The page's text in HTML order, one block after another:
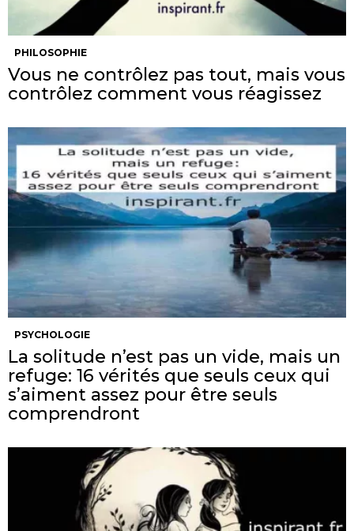
PHILOSOPHIE
Vous ne contrôlez pas tout, mais vous
contrôlez comment vous réagissez
PSYCHOLOGIE
La solitude n’est pas un vide, mais un
refuge: 16 vérités que seuls ceux qui
s’aiment assez pour être seuls
comprendront